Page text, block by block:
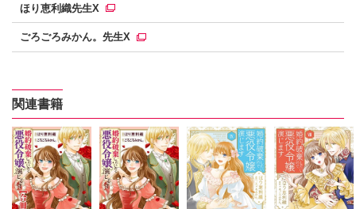
ほり恵利織先生X
ごろごろみかん。先生X
関連書籍